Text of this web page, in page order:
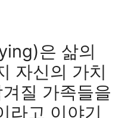
은 삶의
자신의 가치
질 가족들을
라고 이야기